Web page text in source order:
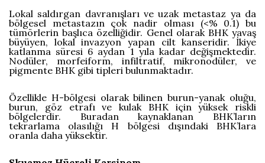
Lokal saldırgan davranışları ve uzak metastaz ya da
bölgesel metastazın çok nadir olması (<% 0.1) bu
tümörlerin başlıca özelliğidir. Genel olarak BHK yavaş
büyüyen, lokal invazyon yapan cilt kanseridir. İkiye
katlanma süresi 6 aydan 1 yıla kadar değişmektedir.
Nodüler, morfeiform, infiltratif, mikronodüler, ve
pigmente BHK gibi tipleri bulunmaktadır.
Özellikle H-bölgesi olarak bilinen burun-yanak oluğu,
burun, göz etrafı ve kulak BHK için yüksek riskli
bölgelerdir. Buradan kaynaklanan BHK’ların
tekrarlama olasılığı H bölgesi dışındaki BHK’lara
oranla daha yüksektir.